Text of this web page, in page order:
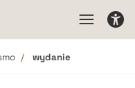
wydanie